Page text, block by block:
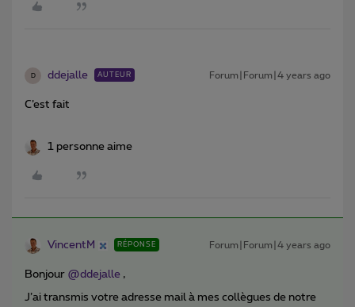
D ddejalle AUTEUR Forum|Forum|4 years ago
C’est fait
1 personne aime
VincentM RÉPONSE Forum|Forum|4 years ago
Bonjour @ddejalle ,
J’ai transmis votre adresse mail à mes collègues de notre